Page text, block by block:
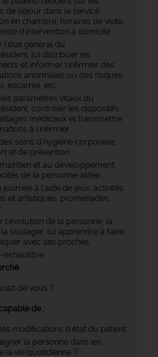
de séjour dans le service
en chambre, horaires de visite,
d'intervention à domicile ;
l'état général du
lui distribuer les
et informer l'infirmier des
anormales ou des risques
escarres, etc. ;
paramètres vitaux du
contrôler les dispositifs
médicaux et transmettre
à l'infirmier ;
soins d'hygiène corporelle,
et de prévention ;
et au développement
de la personne aidée ;
journée à l'aide de jeux, activités
et artistiques, promenades,
l'évolution de la personne, la
soulager, lui apprendre à faire,
avec ses proches.
exhaustive.
de vous ?
de :
modifications d'état du patient
la personne dans les
la vie quotidienne ?